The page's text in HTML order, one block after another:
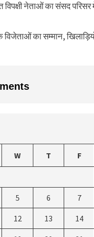
विपक्षी नेताओं का संसद
का सम्मान,
W T F
5 6 7
12 13 14